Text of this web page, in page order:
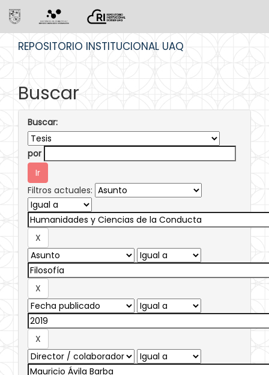
REPOSITORIO INSTITUCIONAL UAQ
Buscar
Buscar:
por
Filtros actuales: